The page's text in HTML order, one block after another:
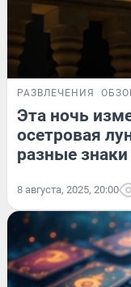
РАЗВЛЕЧЕНИЯ
Эта ночь
осетровая
разные
8 августа, 2025, 20:00